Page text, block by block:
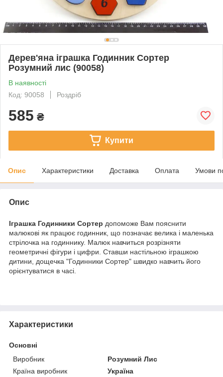
Дерев'яна іграшка Годинник Сортер
Розумний лис (90058)
В наявності
Код: 90058
Роздріб
585 ₴
Купити
Опис Характеристики Доставка Оплата Умови
Опис
Іграшка Годинники Сортер допоможе Вам пояснити
малюкові як працює годинник, що позначає велика і маленька
стрілочка на годиннику. Малюк навчиться розрізняти
геометричні фігури і цифри. Ставши настільною іграшкою
дитини, дощечка "Годинники Сортер" швидко навчить його
орієнтуватися в часі.
Характеристики
Основні
Виробник
Розумний Лис
Країна виробник
Україна